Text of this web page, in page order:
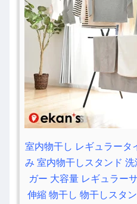
室内物干し レギュラータ
み 室内物干しスタンド
ガー 大容量 レギュラー
伸縮 物干し 物干しスタ